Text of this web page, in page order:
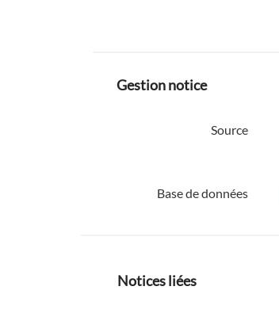
Gestion notice
Source
Base de données
Notices liées